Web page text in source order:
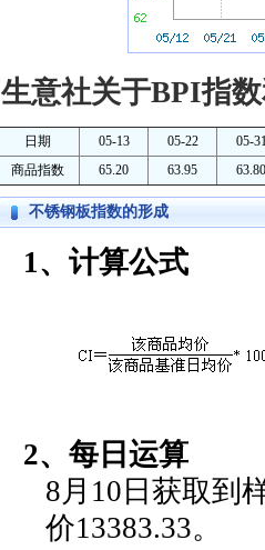
生意社关于BPI指
日期 05-13 05-22
05-
商品指数
65.20 63.95 63.80
不锈钢板指数的形成
1、计算公式
2、每日运算
8月10日获取到
价13383.33。